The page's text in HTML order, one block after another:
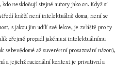
neskloňují stejné autory jako on. Když si
kněží není intelektuálně doma, není se
s jakou jim udílí své lekce, je zvláště pro ty
zřejmě propadl jakémusi intelektuálnímu
sebevědomé až suverénní prosazování názorů,
a jejichž racionální kontext je privativní a